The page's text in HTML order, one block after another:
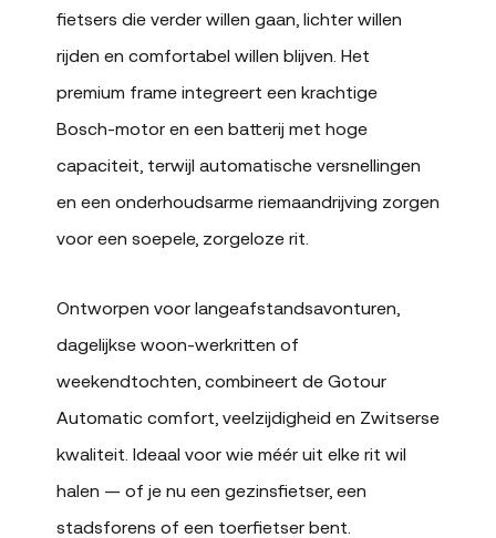
fietsers die verder willen gaan, lichter willen
rijden en comfortabel willen blijven. Het
premium frame integreert een krachtige
Bosch-motor en een batterij met hoge
capaciteit, terwijl automatische versnellingen
en een onderhoudsarme riemaandrijving zorgen
voor een soepele, zorgeloze rit.
Ontworpen voor langeafstandsavonturen,
dagelijkse woon-werkritten of
weekendtochten, combineert de Gotour
Automatic comfort, veelzijdigheid en Zwitserse
kwaliteit. Ideaal voor wie méér uit elke rit wil
halen — of je nu een gezinsfietser, een
stadsforens of een toerfietser bent.